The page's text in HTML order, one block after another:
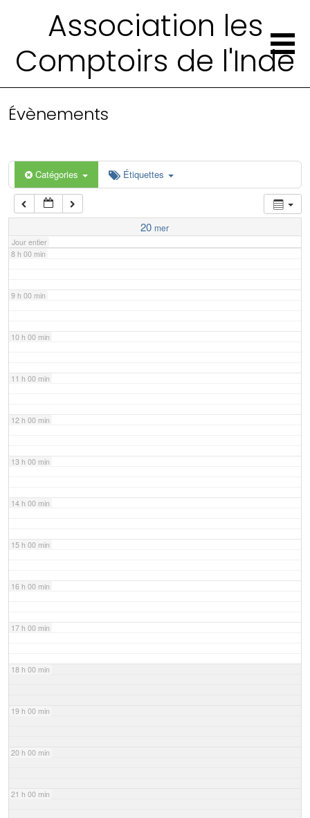
Association les
Comptoirs de l'Inde
Évènements
Catégories Étiquettes
20 mer
Jour entier
4 h 00 min
6 h 00 min
7 h 00 min
8 h 00 min
9 h 00 min
10 h 00 min
11 h 00 min
12 h 00 min
13 h 00 min
14 h 00 min
15 h 00 min
16 h 00 min
17 h 00 min
18 h 00 min
19 h 00 min
20 h 00 min
21 h 00 min